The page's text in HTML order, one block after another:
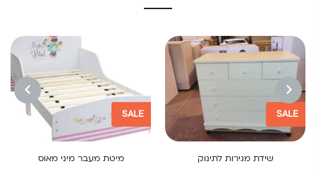
PREVIOUS
SALE
שידת מגירות לתינוק
SALE
מיטת מעבר מיני מאוס
NEXT